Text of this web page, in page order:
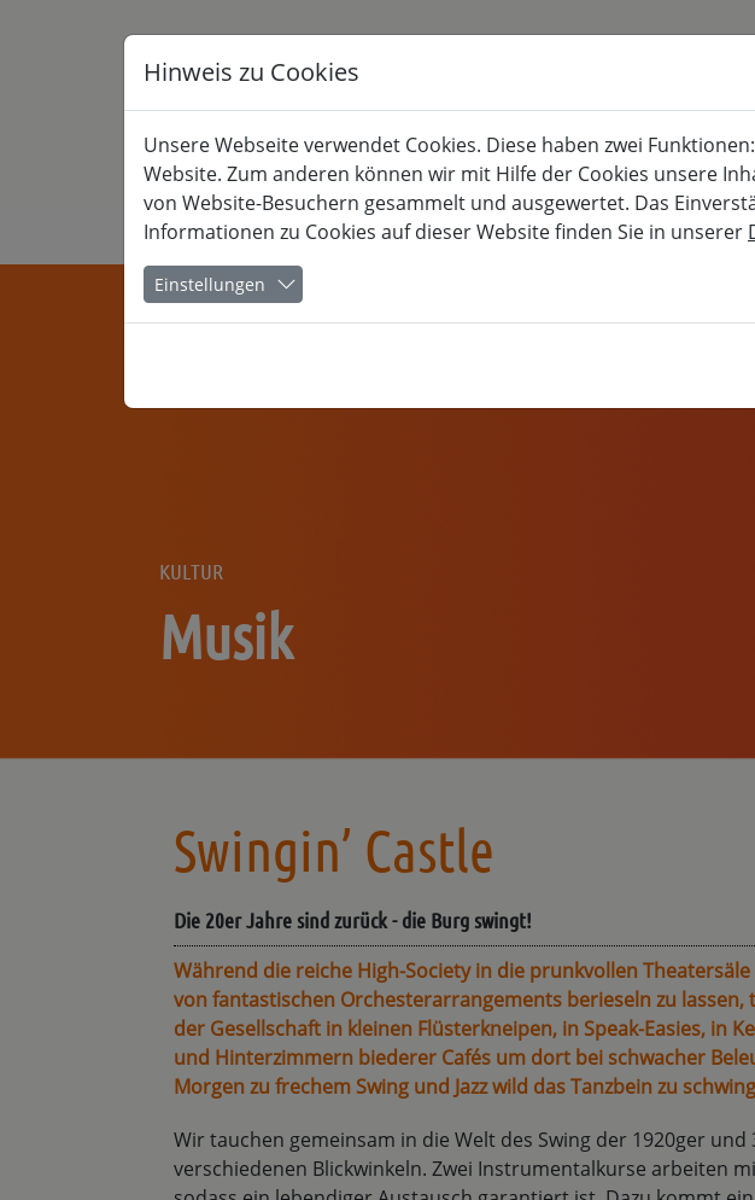
KULTUR BERUF
KULTUR
Musik
Swingin’ Castle
Die 20er Jahre sind zurück - die Burg swingt!
Während die reiche High-Society in die prunkvollen
von fantastischen Orchesterarrangements berieseln zu lassen,
der Gesellschaft in kleinen Flüsterkneipen, in Speak-Easies, in
und Hinterzimmern biederer Cafés um dort bei schwacher
Morgen zu frechem Swing und Jazz wild das Tanzbein zu
Wir tauchen gemeinsam in die Welt des Swing der 1920ger und
verschiedenen Blickwinkeln. Zwei Instrumentalkurse arbeiten
Hinweis zu Cookies
Unsere Webseite verwendet Cookies. Diese haben zwei
Website. Zum anderen können wir mit Hilfe der Cookies unsere
von Website-Besuchern gesammelt und ausgewertet. Das
Informationen zu Cookies auf dieser Website finden Sie in unserer
Einstellungen